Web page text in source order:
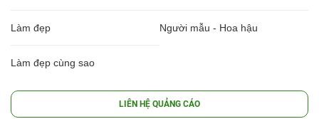
Làm đẹp Người mẫu - Hoa hậu
Làm đẹp cùng sao
LIÊN HỆ QUẢNG CÁO